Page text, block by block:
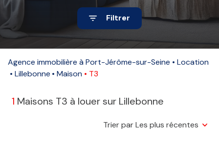
Recrutement
e-
Contact
Filtrer
Agence immobilière à Port-Jérôme-sur-Seine
Location
Lillebonne
Maison T3
1 Maisons T3 à louer sur Lillebonne
Trier par Les plus récentes